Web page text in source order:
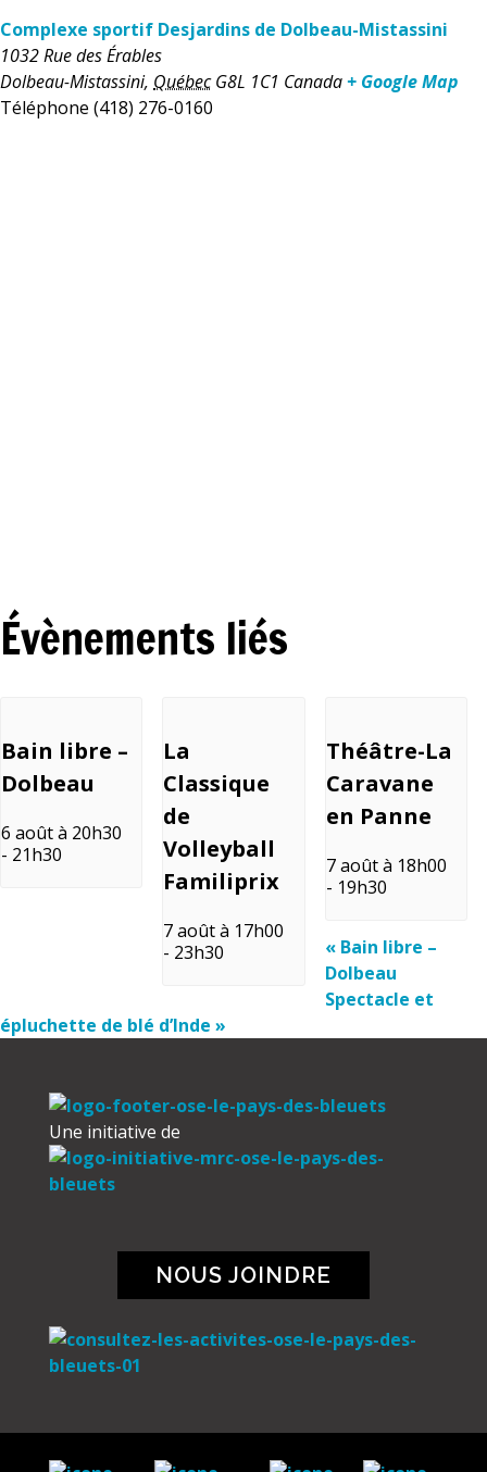
Complexe sportif Desjardins de Dolbeau-Mistassini
1032 Rue des Érables
Dolbeau-Mistassini, Québec G8L 1C1 Canada+ Google Map
Téléphone (418) 276-0160
Évènements liés
Bain libre –
Dolbeau
6 août à 20h30
- 21h30
La
Classique
de
Volleyball
Familiprix
7 août à 17h00
- 23h30
Théâtre-La
Caravane
en Panne
7 août à 18h00
- 19h30
«Bain libre –
Dolbeau
Spectacle et
épluchette de blé d’Inde »
Une initiative de
NOUS JOINDRE